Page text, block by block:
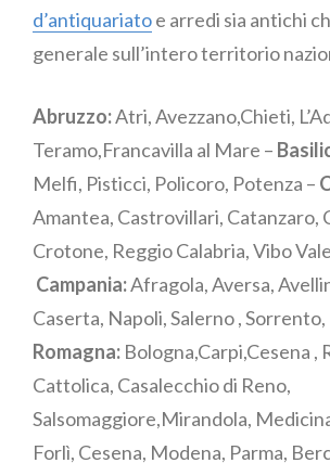
d’antiquariatoe arredi sia antichi
generale sull’intero territorio
Abruzzo:Atri, Avezzano,Chieti,
Teramo,Francavilla al Mare –
Melfi, Pisticci, Policoro, Potenza –
Amantea, Castrovillari, Catanzaro,
Crotone, Reggio Calabria, Vibo
Campania:Afragola, Aversa,
Caserta, Napoli, Salerno ,
Romagna: Bologna,Carpi,Cesena ,
Cattolica, Casalecchio di Reno,
Salsomaggiore,Mirandola,
Forlì, Cesena, Modena, Parma,